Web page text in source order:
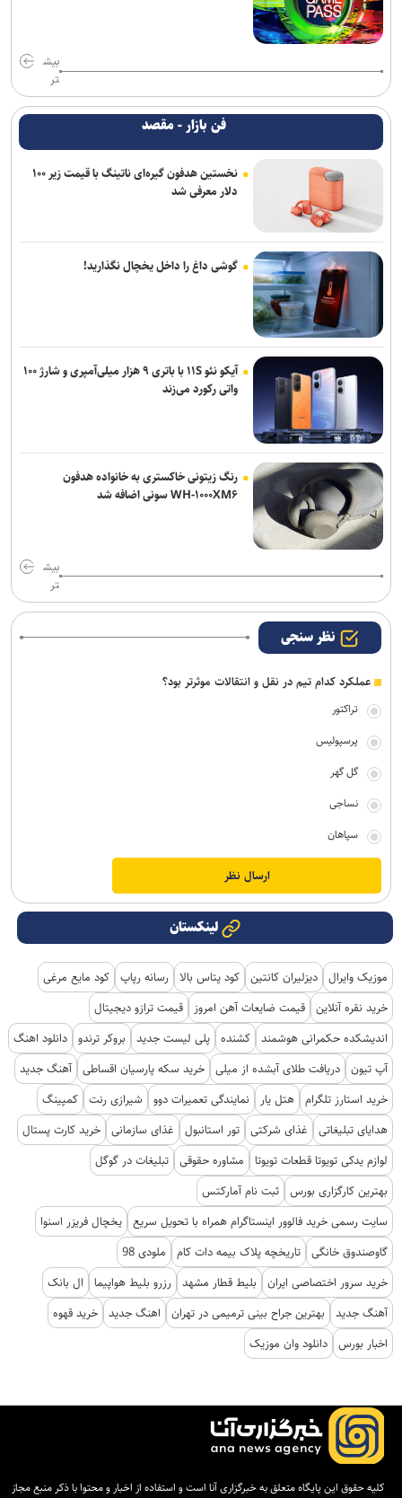
بیش
تر
فن بازار - مقصد
نخستین هدفون گیره‌ای ناتینگ با قیمت زیر ۱۰۰
دلار معرفی شد
گوشی داغ را داخل یخچال نگذارید!
آیکو نئو ۱۱S با باتری ۹ هزار میلی‌آمپری و شارژ ۱۰۰
واتی رکورد می‌زند
رنگ زیتونی خاکستری به خانواده هدفون
WH-۱۰۰۰XM۶ سونی اضافه شد
بیش
تر
نظر سنجی
عملکرد کدام تیم در نقل و انتقالات موثرتر بود؟
تراکتور
پرسپولیس
گل گهر
نساجی
سپاهان
لینکستان
موزیک وایرال دیزلیران کانتین کود پتاس بالا رسانه رپاپ کود مایع مرغی
خرید نقره آنلاین قیمت ضایعات آهن امروز
قیمت ترازو دیجیتال
اندیشکده حکمرانی هوشمند کشنده پلی لیست جدید بروکر ترندو دانلود اهنگ
آپ تیون دریافت طلای آبشده از میلی خرید سکه پارسیان اقساطی آهنگ جدید
خرید استارز تلگرام هتل یار نمایندگی تعمیرات دوو شیرازی رنت کمپینگ
هدایای تبلیغاتی
غذای شرکتی تور استانبول غذای سازمانی خرید کارت پستال
لوازم یدکی تویوتا قطعات تویوتا
مشاوره حقوقی تبلیغات در گوگل
بهترین کارگزاری بورس ثبت نام آمارکتس
سایت رسمی خرید فالوور اینستاگرام همراه با تحویل سریع یخچال فریزر اسنوا
گاوصندوق خانگی تاریخچه پلاک بیمه دات کام
ملودی 98
خرید سرور اختصاصی ایران
بلیط قطار مشهد رزرو بلیط هواپیما
ال بانک
آهنگ جدید
بهترین جراح بینی ترمیمی در تهران اهنگ جدید خرید قهوه
اخبار بورس دانلود وان موزیک
کلیه حقوق این پایگاه متعلق به خبرگزاری آنا است و استفاده از اخبار و محتوا با ذکر منبع مجاز